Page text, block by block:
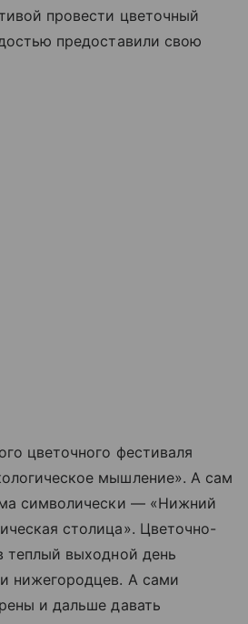
провести цветочный
предоставили свою
цветочного фестиваля
мышление». А сам
символически — «Нижний
столица». Цветочно-
теплый выходной день
нижегородцев. А сами
и дальше давать